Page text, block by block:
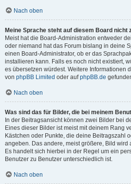
Nach oben
Meine Sprache steht auf diesem Board nicht
Meist hat die Board-Administration entweder
oder niemand hat das Forum bislang in deine
einen Board-Administrator, ob er das
installieren kann. Falls es noch nicht existiert,
es übersetzen würdest. Weitere Informationen
von phpBB Limited oder aufphpBB.de
Nach oben
Was sind das für Bilder, die bei meinem
In der Beitragsansicht können zwei Bilder bei
Eines dieser Bilder ist meist mit deinem Rang
Kästchen oder Punkte, die deine Beitragszahl
angeben. Das andere, meist größere, Bild wird
Es handelt sich hierbei in der Regel um ein
Benutzer zu Benutzer unterschiedlich ist.
Nach oben